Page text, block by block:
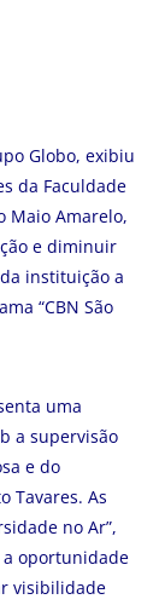
Globo, exibiu
da Faculdade
Maio Amarelo,
e diminuir
instituição a
“CBN São
uma
a supervisão
e do
Tavares. As
no Ar”,
oportunidade
visibilidade